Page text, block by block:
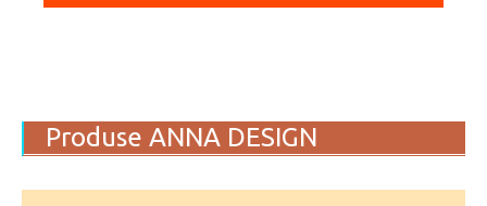
Produse ANNA DESIGN